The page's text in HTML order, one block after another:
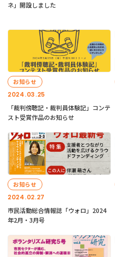
ネ」開設しました
2024.03.25
お知らせ
「裁判傍聴記・裁判員体験記」コンテ
スト受賞作品のお知らせ
2024.02.27
お知らせ
市民活動総合情報誌「ウォロ」2024
年2月・3月号